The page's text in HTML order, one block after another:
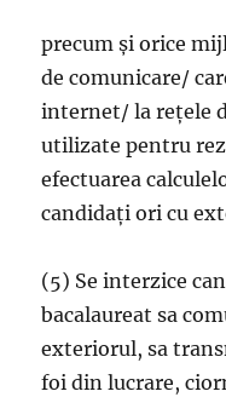
precum și orice
de comunicare/
internet/ la rețele
utilizate pentru
efectuarea
candidați ori cu
(5) Se interzice
bacalaureat sa
exteriorul, sa
foi din lucrare,